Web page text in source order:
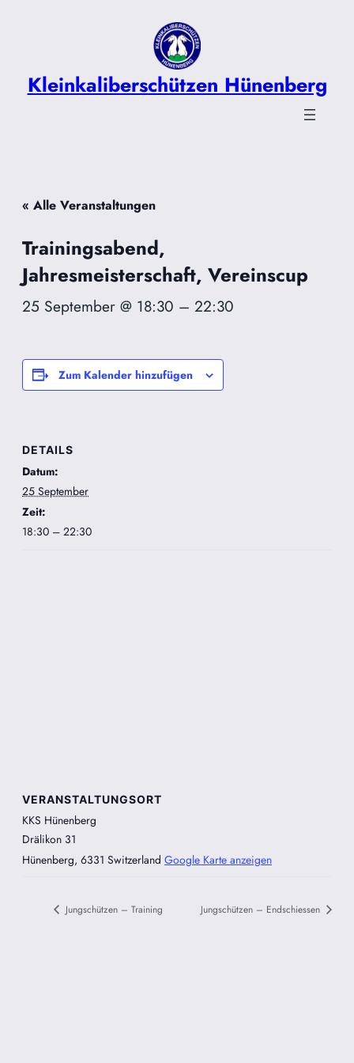
Kleinkaliberschützen Hünenberg
« Alle Veranstaltungen
Trainingsabend,
Jahresmeisterschaft, Vereinscup
25 September @ 18:30 – 22:30
Zum Kalender hinzufügen
DETAILS
Datum:
25 September
Zeit:
18:30 – 22:30
VERANSTALTUNGSORT
KKS Hünenberg
Drälikon 31
Hünenberg, 6331 Switzerland Google Karte anzeigen
Jungschützen – Training Jungschützen – Endschiessen